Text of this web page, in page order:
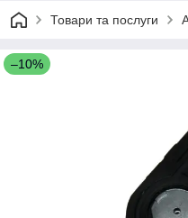
Товари та послуги
–10%